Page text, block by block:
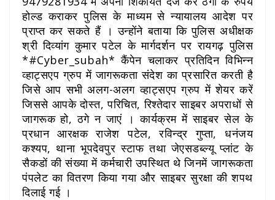
होल्ड कराकर पुलिस के माध्यम से न्यायालय आदेश पर
प्राप्त कर सकते हैं । उन्होंने बताया कि पुलिस अधीक्षक
श्री दिव्यांग कुमार पटेल के मार्गदर्शन पर रायगढ़ पुलिस
*#Cyber_subah* कैंपेन चलाकर प्रतिदिन विभिन्न
व्हाट्सएप ग्रुप में जागरूकता संदेश का प्रसारित करती है
जिसे आप सभी अलग-अलग व्हाट्सएप ग्रुप में शेयर करें
जिससे आपके दोस्त, परिचित, रिश्तेदार साइबर अपराधों से
जागरूक हो, ठगे न जाएं । कार्यक्रम में साइबर सेल के
प्रधान आरक्षक राजेश पटेल, रविन्द्र गुप्ता, धनंजय
कश्यप, थाना भूपदेवपुर स्टाफ तथा जेएसडब्ल्यू प्लांट के
सैकडों की संख्या में कर्मचारी उपस्थित थे जिनमें जागरूकता
पंपलेट का वितरण किया गया और साइबर सुरक्षा की शपथ
दिलाई गई ।